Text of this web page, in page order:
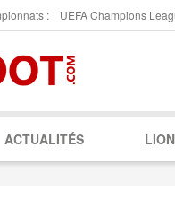
: UEFA Champions
ACTUALITÉS